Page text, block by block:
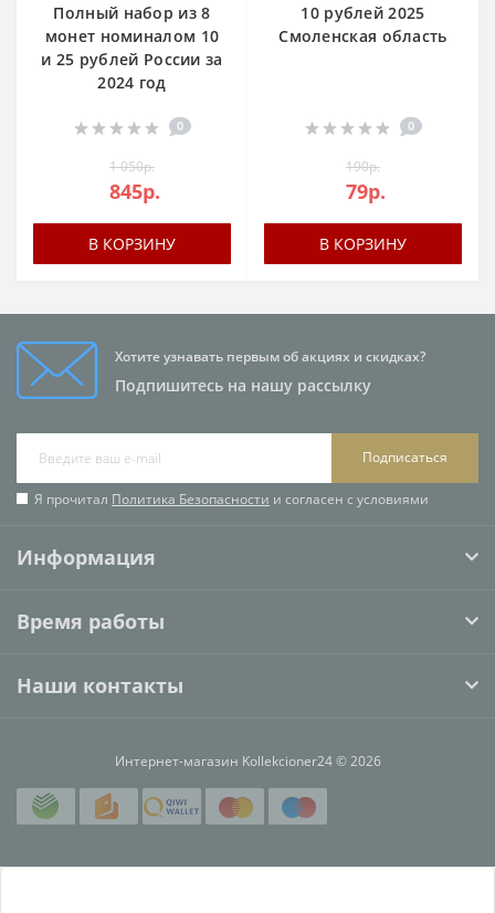
Полный набор из 8
монет номиналом 10
и 25 рублей России за
2024 год
0
1 050р.
845р.
В КОРЗИНУ
10 рублей 2025
Смоленская область
0
190р.
79р.
В КОРЗИНУ
Хотите узнавать первым об акциях и скидках?
Подпишитесь на нашу рассылку
Подписаться
Я прочитал Политика Безопасности и согласен с условиями
Информация
Время работы
Наши контакты
Интернет-магазин Kollekcioner24 © 2026